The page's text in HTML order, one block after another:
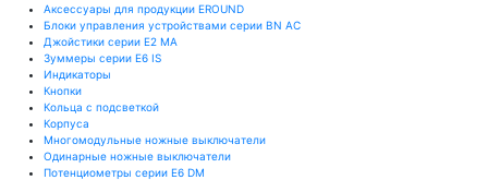
Аксессуары для продукции EROUND
Блоки управления устройствами серии BN AC
Джойстики серии E2 MA
Зуммеры серии E6 IS
Индикаторы
Кнопки
Кольца с подсветкой
Корпуса
Многомодульные ножные выключатели
Одинарные ножные выключатели
Потенциометры серии E6 DM